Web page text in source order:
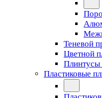
Теневой
Цветной
Плинтусы
Пластиковые